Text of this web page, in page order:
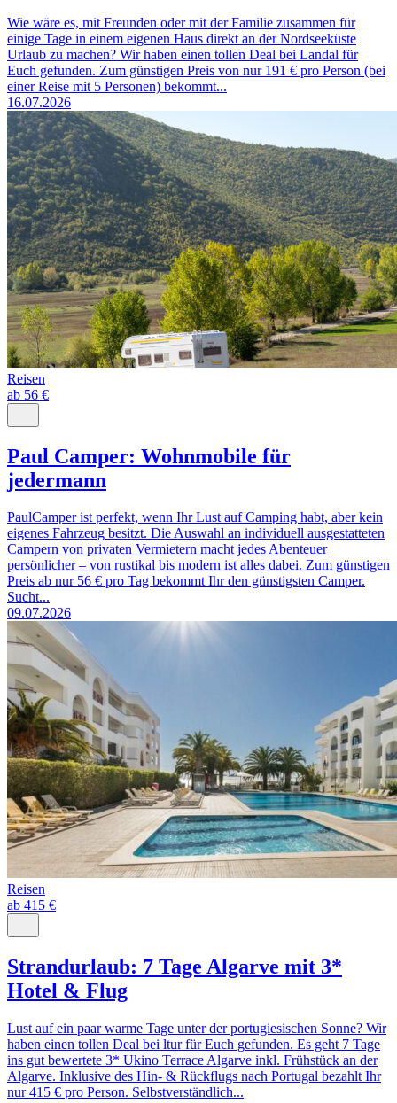
Wie wäre es, mit Freunden oder mit der Familie zusammen für
einige Tage in einem eigenen Haus direkt an der Nordseeküste
Urlaub zu machen? Wir haben einen tollen Deal bei Landal für
Euch gefunden. Zum günstigen Preis von nur 191 € pro Person (bei
einer Reise mit 5 Personen) bekommt...
16.07.2026
Reisen
ab 56 €
Paul Camper: Wohnmobile für
jedermann
PaulCamper ist perfekt, wenn Ihr Lust auf Camping habt, aber kein
eigenes Fahrzeug besitzt. Die Auswahl an individuell ausgestatteten
Campern von privaten Vermietern macht jedes Abenteuer
persönlicher – von rustikal bis modern ist alles dabei. Zum günstigen
Preis ab nur 56 € pro Tag bekommt Ihr den günstigsten Camper.
Sucht...
09.07.2026
Reisen
ab 415 €
Strandurlaub: 7 Tage Algarve mit 3*
Hotel & Flug
Lust auf ein paar warme Tage unter der portugiesischen Sonne? Wir
haben einen tollen Deal bei ltur für Euch gefunden. Es geht 7 Tage
ins gut bewertete 3* Ukino Terrace Algarve inkl. Frühstück an der
Algarve. Inklusive des Hin- & Rückflugs nach Portugal bezahlt Ihr
nur 415 € pro Person. Selbstverständlich...